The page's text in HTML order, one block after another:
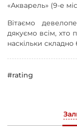
«Акварель» (9-е
Вітаємо
дякуємо всім, хто
наскільки
#rating